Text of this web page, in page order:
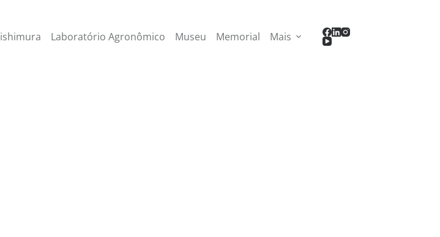
Laboratório Agronômico Museu Memorial Mais